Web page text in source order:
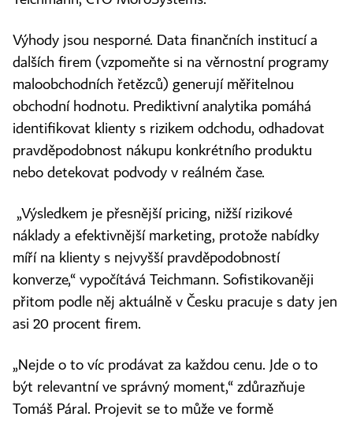
Výhody jsou nesporné. Data finančních institucí a
dalších firem (vzpomeňte si na věrnostní programy
maloobchodních řetězců) generují měřitelnou
obchodní hodnotu. Prediktivní analytika pomáhá
identifikovat klienty s rizikem odchodu, odhadovat
pravděpodobnost nákupu konkrétního produktu
nebo detekovat podvody v reálném čase.
„Výsledkem je přesnější pricing, nižší rizikové
náklady a efektivnější marketing, protože nabídky
míří na klienty s nejvyšší pravděpodobností
konverze,“ vypočítává Teichmann. Sofistikovaněji
přitom podle něj aktuálně v Česku pracuje s daty jen
asi 20 procent firem.
„Nejde o to víc prodávat za každou cenu. Jde o to
být relevantní ve správný moment,“ zdůrazňuje
Tomáš Páral. Projevit se to může ve formě